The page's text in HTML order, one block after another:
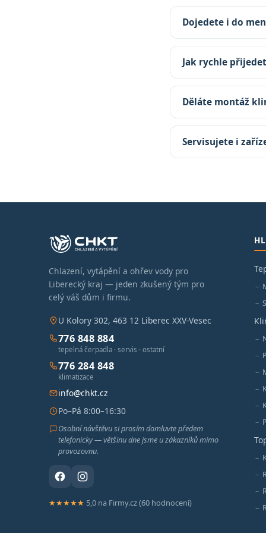
Dojedete i do
Jak rychle
Děláte montáž
Servisujete i
Chlazení, vytápění a ohřev vody pro
Liberecký kraj — jeden zkušený tým pro
celý váš dům i firmu.
U Kolory 302, 463 12 Liberec XXV-Vesec
776 848 884
tepelná čerpadla · servis · ostatní
776 284 848
klimatizace
info@chkt.cz
Po–Pá 8:00–16:30
Osobní návštěvu si prosím domluvte předem
telefonicky — většinu dne jsme u zákazníků mimo
provozovnu.
★★★★★ 5,0 na Firmy.cz (60 hodnocení)